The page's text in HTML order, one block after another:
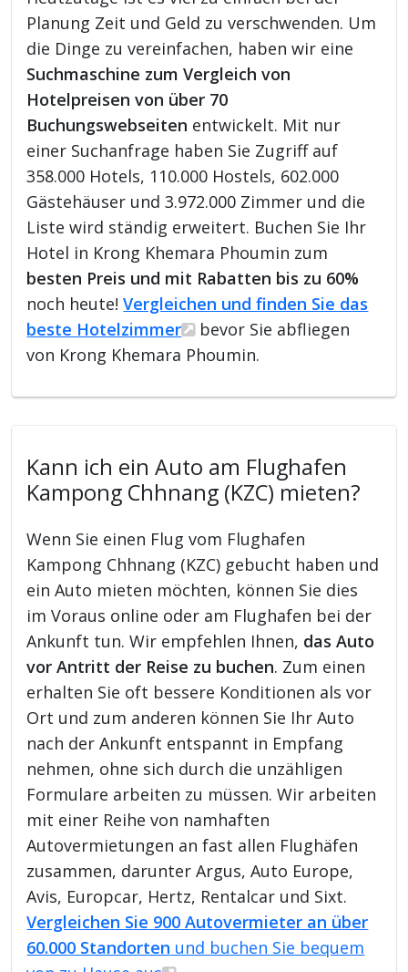
Planung Zeit und Geld zu verschwenden. Um
die Dinge zu vereinfachen, haben wir eine
Suchmaschine zum Vergleich von
Hotelpreisen von über 70
Buchungswebseiten entwickelt. Mit nur
einer Suchanfrage haben Sie Zugriff auf
358.000 Hotels, 110.000 Hostels, 602.000
Gästehäuser und 3.972.000 Zimmer und die
Liste wird ständig erweitert. Buchen Sie Ihr
Hotel in Krong Khemara Phoumin zum
besten Preis und mit Rabatten bis zu 60%
noch heute!Vergleichen und finden Sie das
beste Hotelzimmer
bevor Sie abfliegen
von Krong Khemara Phoumin.
Kann ich ein Auto am Flughafen
Kampong Chhnang (KZC) mieten?
Wenn Sie einen Flug vom Flughafen
Kampong Chhnang (KZC) gebucht haben und
ein Auto mieten möchten, können Sie dies
im Voraus online oder am Flughafen bei der
Ankunft tun. Wir empfehlen Ihnen, das Auto
vor Antritt der Reise zu buchen. Zum einen
erhalten Sie oft bessere Konditionen als vor
Ort und zum anderen können Sie Ihr Auto
nach der Ankunft entspannt in Empfang
nehmen, ohne sich durch die unzähligen
Formulare arbeiten zu müssen. Wir arbeiten
mit einer Reihe von namhaften
Autovermietungen an fast allen Flughäfen
zusammen, darunter Argus, Auto Europe,
Avis, Europcar, Hertz, Rentalcar und Sixt.
Vergleichen Sie 900 Autovermieter an über
60.000 Standorten und buchen Sie bequem